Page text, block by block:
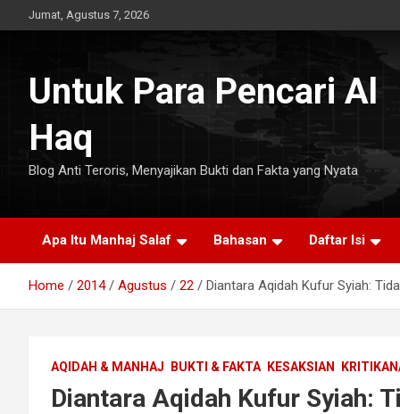
to
Jumat, Agustus 7, 2026
Untuk Para Pencari Al
Haq
Blog Anti Teroris, Menyajikan Bukti dan Fakta yang Nyata
Apa Itu Manhaj Salaf Bahasan Daftar Isi
Home 2014 Agustus 22 Diantara Aqidah Kufur Syiah:
AQIDAH & MANHAJ BUKTI & FAKTA KESAKSIAN
Diantara Aqidah Kufur Syiah: